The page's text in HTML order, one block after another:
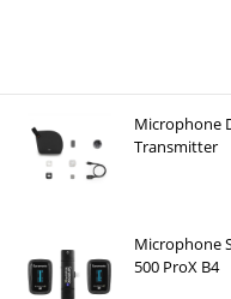
Microphone
Transmitter
Microphone
500 ProX B4